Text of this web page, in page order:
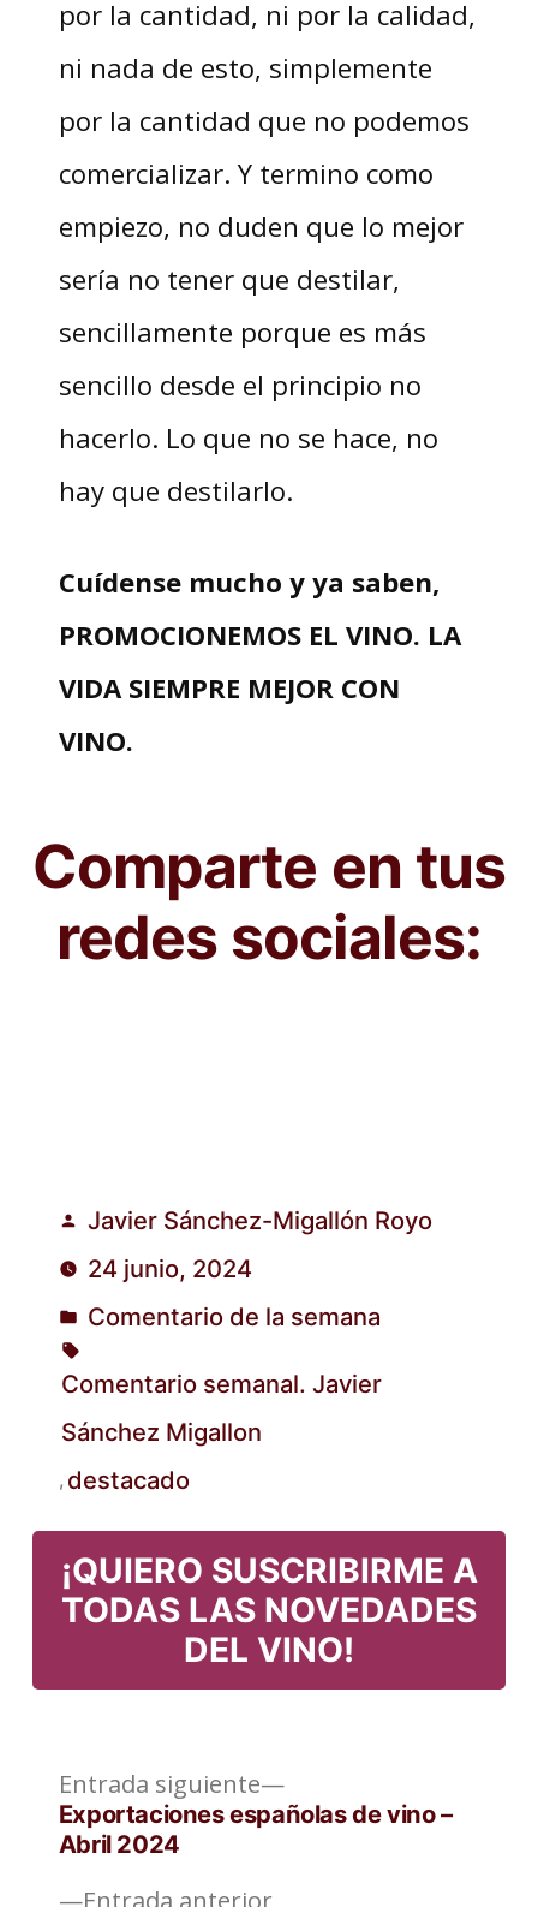
por la cantidad, ni por la calidad,
ni nada de esto, simplemente
por la cantidad que no podemos
comercializar. Y termino como
empiezo, no duden que lo mejor
sería no tener que destilar,
sencillamente porque es más
sencillo desde el principio no
hacerlo. Lo que no se hace, no
hay que destilarlo.
Cuídense mucho y ya saben,
PROMOCIONEMOS EL VINO. LA
VIDA SIEMPRE MEJOR CON
VINO.
Comparte en tus
redes sociales:
Publicado
por
Javier Sánchez-Migallón Royo
24 junio, 2024
Publicado
en
Comentario de la semana
Etiquetas:
Comentario semanal. Javier
Sánchez Migallon
, destacado
¡QUIERO SUSCRIBIRME A
TODAS LAS NOVEDADES
DEL VINO!
Navegación
de
Entrada anteriorEntrada
Entrada siguiente
Entrada
siguiente:
Exportaciones españolas de vino –
Abril 2024